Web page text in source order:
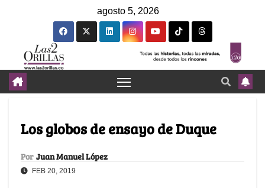
agosto 5, 2026
Los globos de ensayo de Duque
Por Juan Manuel López
FEB 20, 2019